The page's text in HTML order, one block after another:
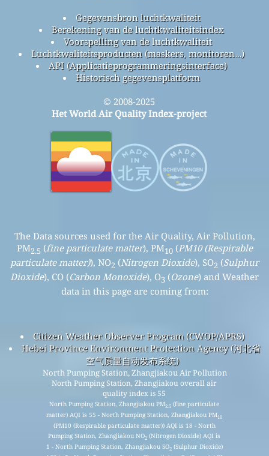
Gegevensbron luchtkwaliteit
Berekening van de luchtkwaliteitsindex
Voorspelling van de luchtkwaliteit
Luchtkwaliteitsproducten (maskers, monitoren…)
API (Applicatieprogrammeringsinterface)
Historisch gegevensplatform
© 2008-2025
Het World Air Quality Index-project
The Data sources used for the Air Quality, Air Pollution,
PM2.5 (fine particulate matter), PM10(PM10 (Respirable
particulate matter)), NO2 (Nitrogen Dioxide), SO2 (Sulphur
Dioxide), CO (Carbon Monoxide), O3 (Ozone) and Weather
data in this page are coming from:
Citizen Weather Observer Program (CWOP/APRS)
Hebei Province Environment Protection Agency (河北省
空气质量自动发布系统)
North Pumping Station, Zhangjiakou Air Pollution
North Pumping Station, Zhangjiakou overall air
quality index is 55
North Pumping Station, Zhangjiakou PM2.5 (fine particulate
matter) AQI is 55 - North Pumping Station, Zhangjiakou PM10
(PM10 (Respirable particulate matter)) AQI is 18 - North
Pumping Station, Zhangjiakou NO2 (Nitrogen Dioxide) AQI is
1 - North Pumping Station, Zhangjiakou SO2(Sulphur Dioxide)